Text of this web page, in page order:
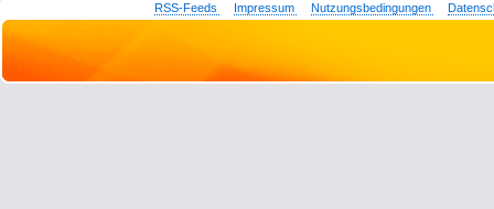
RSS-Feeds Impressum Nutzungsbedingungen